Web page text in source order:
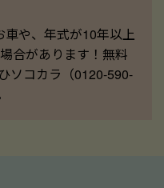
や、年式が10年以上
合があります！無料
ソコカラ（0120-590-